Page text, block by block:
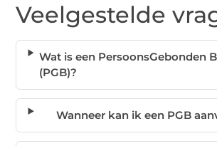
Veelgestelde
Wat is een PersoonsGebonden
(PGB)?
Wanneer kan ik een PGB